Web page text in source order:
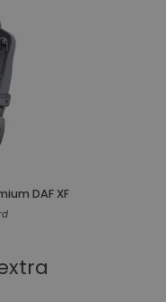
DAF XF